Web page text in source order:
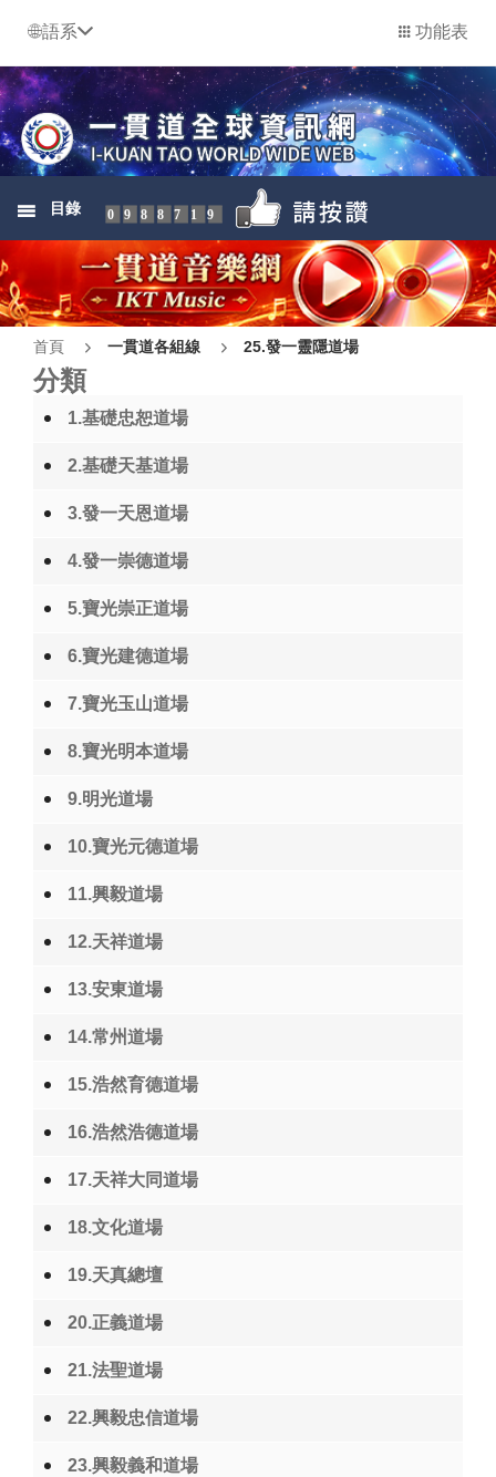
語系 功能表
目錄 0988719
首頁 一貫道各組線 25.發一靈隱道場
分類
1.基礎忠恕道場
2.基礎天基道場
3.發一天恩道場
4.發一崇德道場
5.寶光崇正道場
6.寶光建德道場
7.寶光玉山道場
8.寶光明本道場
9.明光道場
10.寶光元德道場
11.興毅道場
12.天祥道場
13.安東道場
14.常州道場
15.浩然育德道場
16.浩然浩德道場
17.天祥大同道場
18.文化道場
19.天真總壇
20.正義道場
21.法聖道場
22.興毅忠信道場
23.興毅義和道場